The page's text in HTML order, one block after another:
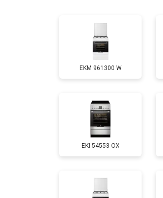
Замена термостата
Ремонт
Замена лампы
Ремонт чугунной
EKM 961300 W
EKI 54553 OX